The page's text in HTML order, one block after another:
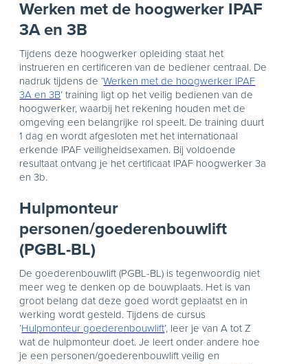
Werken met de hoogwerker IPAF
3A en 3B
Tijdens deze hoogwerker opleiding staat het
instrueren en certificeren van de bediener centraal. De
nadruk tijdens de ‘Werken met de hoogwerker IPAF
3A en 3B’ training ligt op het veilig bedienen van de
hoogwerker, waarbij het rekening houden met de
omgeving een belangrijke rol speelt. De training duurt
1 dag en wordt afgesloten met het internationaal
erkende IPAF veiligheidsexamen. Bij voldoende
resultaat ontvang je het certificaat IPAF hoogwerker 3a
en 3b.
Hulpmonteur
personen/goederenbouwlift
(PGBL-BL)
De goederenbouwlift (PGBL-BL) is tegenwoordig niet
meer weg te denken op de bouwplaats. Het is van
groot belang dat deze goed wordt geplaatst en in
werking wordt gesteld. Tijdens de cursus
‘Hulpmonteur goederenbouwlift’, leer je van A tot Z
wat de hulpmonteur doet. Je leert onder andere hoe
je een personen/goederenbouwlift veilig en